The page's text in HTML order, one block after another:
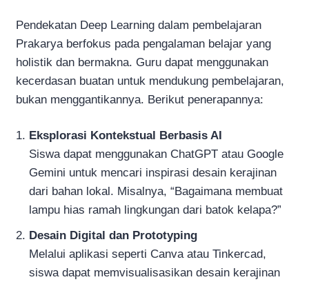
Pendekatan Deep Learning dalam pembelajaran
Prakarya berfokus pada pengalaman belajar yang
holistik dan bermakna. Guru dapat menggunakan
kecerdasan buatan untuk mendukung pembelajaran,
bukan menggantikannya. Berikut penerapannya:
Eksplorasi Kontekstual Berbasis AI
Siswa dapat menggunakan ChatGPT atau Google
Gemini untuk mencari inspirasi desain kerajinan
dari bahan lokal. Misalnya, “Bagaimana membuat
lampu hias ramah lingkungan dari batok kelapa?”
Desain Digital dan Prototyping
Melalui aplikasi seperti Canva atau Tinkercad,
siswa dapat memvisualisasikan desain kerajinan